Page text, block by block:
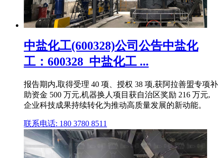
中盐化工(600328)公司公告中盐化
工：600328_中盐化工 ...
报告期内,取得受理 40 项、授权 38 项,获阿拉善盟专项补
助资金 500 万元,机器换人项目获自治区奖励 216 万元,
企业科技成果持续转化为推动高质量发展的新动能。
联系电话: 180 3780 8511